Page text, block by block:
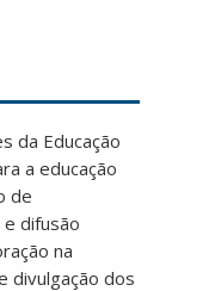
da Educação
a educação
de
difusão
na
divulgação dos